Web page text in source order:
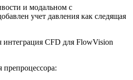
и модальном с
учет давления как следящая
интеграция CFD для FlowVision